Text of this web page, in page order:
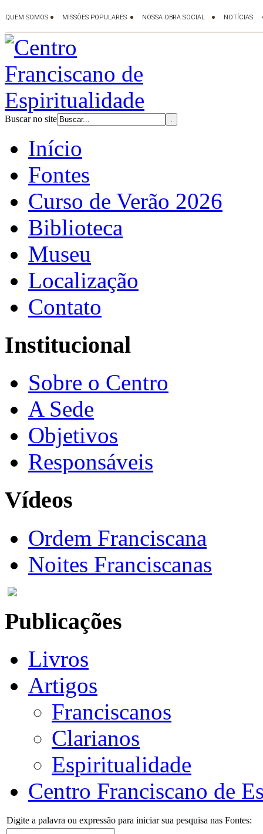
Buscar no site
Início
Fontes
Curso de Verão 2026
Biblioteca
Museu
Localização
Contato
Institucional
Sobre o Centro
A Sede
Objetivos
Responsáveis
Vídeos
Ordem Franciscana
Noites Franciscanas
Publicações
Livros
Artigos
Franciscanos
Clarianos
Espiritualidade
Centro Franciscano de
Digite a palavra ou expressão para iniciar sua pesquisa nas Fontes: